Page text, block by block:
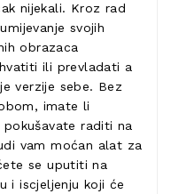
nijekali. Kroz rad
svojih
obrazaca
ili prevladati a
verzije sebe. Bez
imate li
raditi na
vam moćan alat za
se uputiti na
i iscjeljenju koji će